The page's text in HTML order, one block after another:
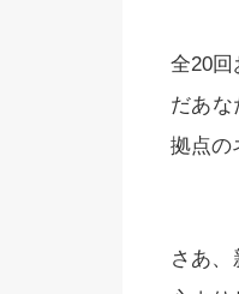
全20
だあな
拠点の
さあ